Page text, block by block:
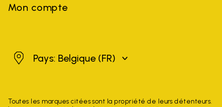
Mon compte
BelgiquePays: Belgique (FR)
Toutes les marques citées sont la propriété de leurs détenteurs.